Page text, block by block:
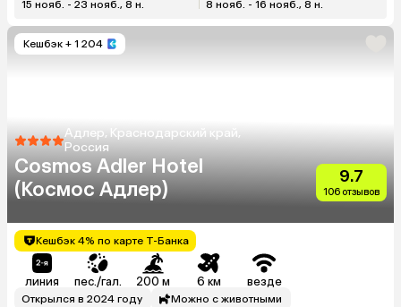
15 нояб. - 23 нояб., 8 н. 8 нояб. - 16 нояб., 8 н.
Кешбэк + 1 204
Адлер, Краснодарский край,
Россия
Cosmos Adler Hotel
(Космос Адлер)
9.7
106 отзывов
Кешбэк 4% по карте Т-Банка
линия пес./гал. 200 м 6 км везде
Открылся в 2024 году Можно с животными